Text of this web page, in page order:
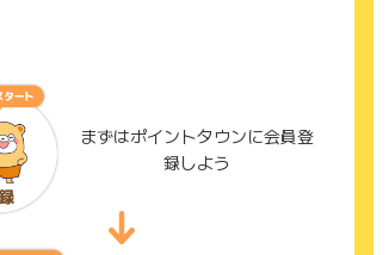
まずはポイントタウンに会員登
録しよう